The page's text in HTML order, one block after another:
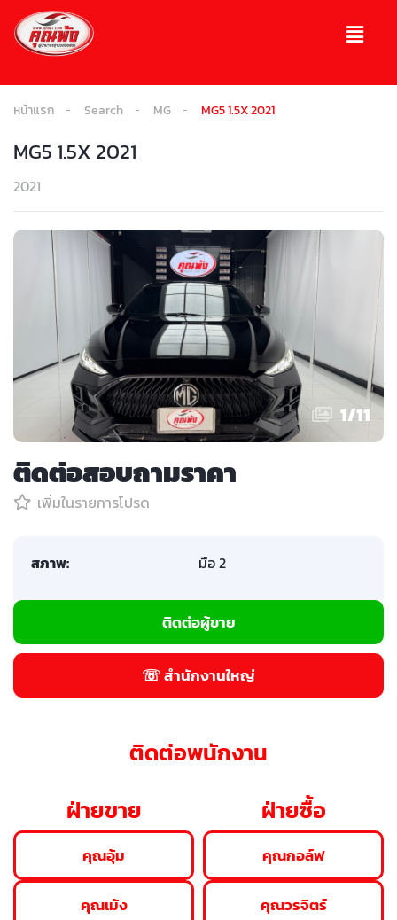
หน้าแรก Search MG MG5 1.5X 2021
MG5 1.5X 2021
2021
1/11
ติดต่อสอบถามราคา
เพิ่มในรายการโปรด
สภาพ: มือ 2
ติดต่อผู้ขาย
☏ สำนักงานใหญ่
ติดต่อพนักงาน
ฝ่ายขาย
คุณอุ้ม
คุณเม้ง
ฝ่ายซื้อ
คุณกอล์ฟ
คุณวรจิตร์